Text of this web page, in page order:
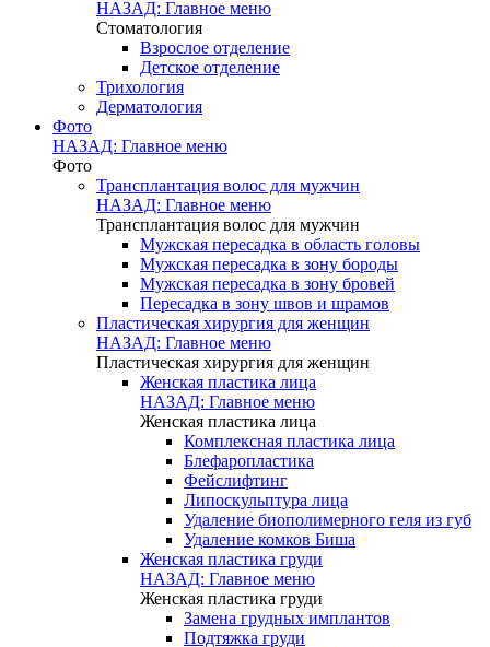
НАЗАД: Главное меню
Стоматология
Взрослое отделение
Детское отделение
Трихология
Дерматология
Фото
НАЗАД: Главное меню
Фото
Трансплантация волос для мужчин
НАЗАД: Главное меню
Трансплантация волос для мужчин
Мужская пересадка в область головы
Мужская пересадка в зону бороды
Мужская пересадка в зону бровей
Пересадка в зону швов и шрамов
Пластическая хирургия для женщин
НАЗАД: Главное меню
Пластическая хирургия для женщин
Женская пластика лица
НАЗАД: Главное меню
Женская пластика лица
Комплексная пластика лица
Блефаропластика
Фейслифтинг
Липоскульптура лица
Удаление биополимерного геля из губ
Удаление комков Биша
Женская пластика груди
НАЗАД: Главное меню
Женская пластика груди
Замена грудных имплантов
Подтяжка груди